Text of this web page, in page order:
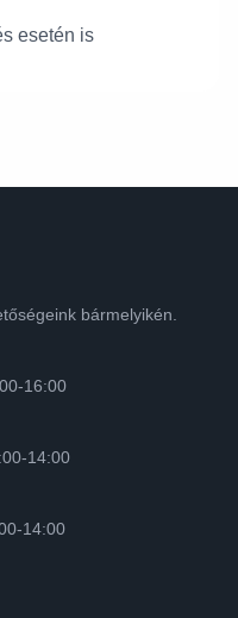
esetén is
bármelyikén.
16:00
14:00
14:00